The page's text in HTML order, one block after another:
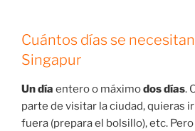
Cuántos días se
Singapur
Un día entero o máximodos días.
parte de visitar la ciudad, quieras
fuera (prepara el bolsillo), etc.